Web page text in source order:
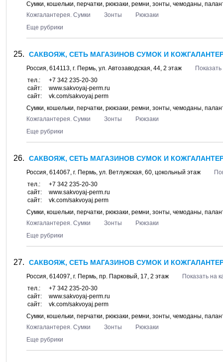
Сумки, кошельки, перчатки, рюкзаки, ремни, зонты, чемоданы,
Кожгалантерея. Сумки
Зонты
Рюкзаки
Еще рубрики
САКВОЯЖ, СЕТЬ МАГАЗИНОВ СУМОК И
Россия, 614113, г. Пермь, ул. Автозаводская, 44, 2 этаж
тел.:
+7 342 235-20-30
сайт:
www.sakvoyaj-perm.ru
сайт:
vk.com/sakvoyaj.perm
Сумки, кошельки, перчатки, рюкзаки, ремни, зонты, чемоданы,
Кожгалантерея. Сумки
Зонты
Рюкзаки
Еще рубрики
САКВОЯЖ, СЕТЬ МАГАЗИНОВ СУМОК И
Россия, 614067, г. Пермь, ул. Ветлужская, 60, цокольный этаж
тел.:
+7 342 235-20-30
сайт:
www.sakvoyaj-perm.ru
сайт:
vk.com/sakvoyaj.perm
Сумки, кошельки, перчатки, рюкзаки, ремни, зонты, чемоданы,
Кожгалантерея. Сумки
Зонты
Рюкзаки
Еще рубрики
САКВОЯЖ, СЕТЬ МАГАЗИНОВ СУМОК И
Россия, 614097, г. Пермь, пр. Парковый, 17, 2 этаж
Показать на
тел.:
+7 342 235-20-30
сайт:
www.sakvoyaj-perm.ru
сайт:
vk.com/sakvoyaj.perm
Сумки, кошельки, перчатки, рюкзаки, ремни, зонты, чемоданы,
Кожгалантерея. Сумки
Зонты
Рюкзаки
Еще рубрики